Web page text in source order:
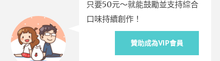
只要50元～就能鼓勵並支持綜合
口味持續創作！
贊助成為VIP會員